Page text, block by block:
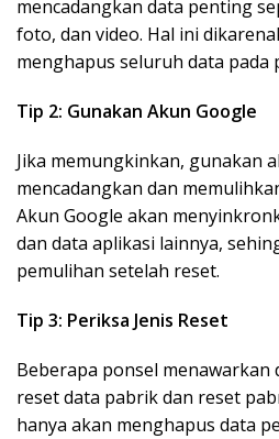
mencadangkan data penting
foto, dan video. Hal ini
menghapus seluruh data pada
Tip 2: Gunakan Akun Google
Jika memungkinkan, gunakan
mencadangkan dan
Akun Google akan
dan data aplikasi lainnya,
pemulihan setelah reset.
Tip 3: Periksa Jenis Reset
Beberapa ponsel menawarkan
reset data pabrik dan reset
hanya akan menghapus data